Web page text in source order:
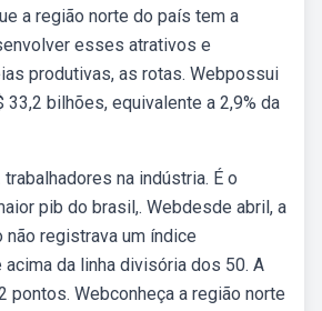
a região norte do país tem a
esses atrativos e
produtivas, as rotas. Webpossui
bilhões, equivalente a 2,9% da
na indústria. É o
pib do brasil,. Webdesde abril, a
não registrava um índice
da linha divisória dos 50. A
pontos. Webconheça a região norte